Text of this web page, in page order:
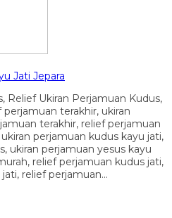
Jati Jepara
Relief Ukiran Perjamuan Kudus,
terakhir, ukiran
terakhir, relief perjamuan
perjamuan kudus kayu jati,
ukiran perjamuan yesus kayu
relief perjamuan kudus jati,
relief perjamuan…